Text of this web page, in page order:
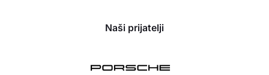
Naši prijatelji